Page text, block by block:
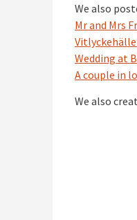
We also
Mr and Mrs
Wedding at
A couple in
We also